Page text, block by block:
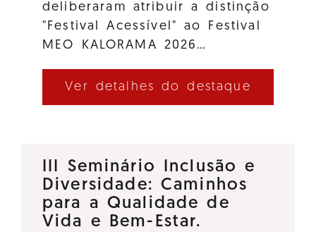
deliberaram atribuir a distinção
"Festival Acessível" ao Festival
MEO KALORAMA 2026…
Ver detalhes do destaque
III Seminário Inclusão e
Diversidade: Caminhos
para a Qualidade de
Vida e Bem-Estar.